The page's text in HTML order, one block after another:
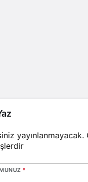
yayınlanmayacak.
*